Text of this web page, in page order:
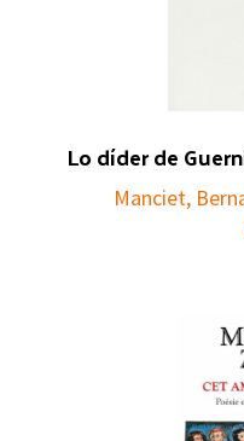
Lo díder de
Manciet,